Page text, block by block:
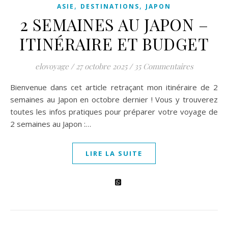
ASIE , DESTINATIONS, JAPON
2 SEMAINES AU JAPON –
ITINÉRAIRE ET BUDGET
elovoyage / 27 octobre 2025 / 35 Commentaires
Bienvenue dans cet article retraçant mon itinéraire de 2
semaines au Japon en octobre dernier ! Vous y trouverez
toutes les infos pratiques pour préparer votre voyage de
2 semaines au Japon :…
LIRE LA SUITE